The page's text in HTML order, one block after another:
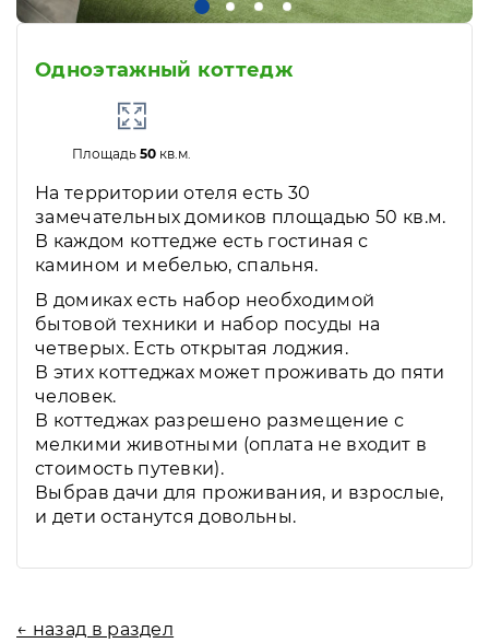
Одноэтажный коттедж
Площадь50 кв.м.
На территории отеля есть 30
замечательных домиков площадью 50 кв.м.
В каждом коттедже есть гостиная с
камином и мебелью, спальня.
В домиках есть набор необходимой
бытовой техники и набор посуды на
четверых. Есть открытая лоджия.
В этих коттеджах может проживать до пяти
человек.
В коттеджах разрешено размещение с
мелкими животными (оплата не входит в
стоимость путевки).
Выбрав дачи для проживания, и взрослые,
и дети останутся довольны.
← назад в раздел